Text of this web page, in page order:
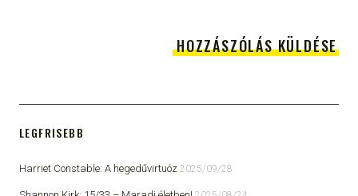
LEGFRISEBB
Harriet Constable: A hegedűvirtuóz 2025/09/28